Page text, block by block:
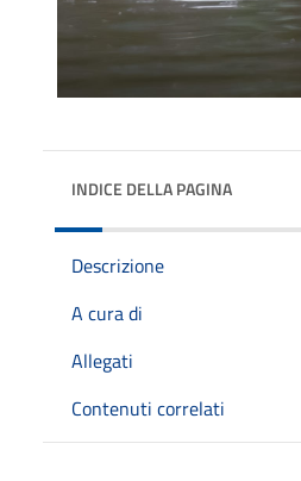
INDICE DELLA PAGINA
Descrizione
A cura di
Allegati
Contenuti correlati